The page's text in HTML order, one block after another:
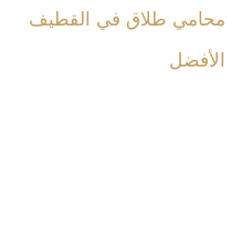
محامي طلاق في القطيف
الأفضل